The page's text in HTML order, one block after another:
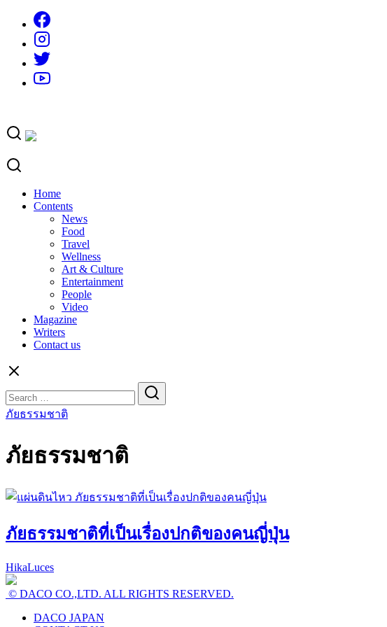
content
Home
Contents
News
Food
Travel
Wellness
Art & Culture
Entertainment
People
Video
Magazine
Writers
Contact us
for:
ภัยธรรมชาติ
ภัยธรรมชาติ
ภัยธรรมชาติที่เป็นเรื่องปกติของคนญี่ปุ่น
HikaLuces
© DACO CO.,LTD. ALL RIGHTS RESERVED.
DACO JAPAN